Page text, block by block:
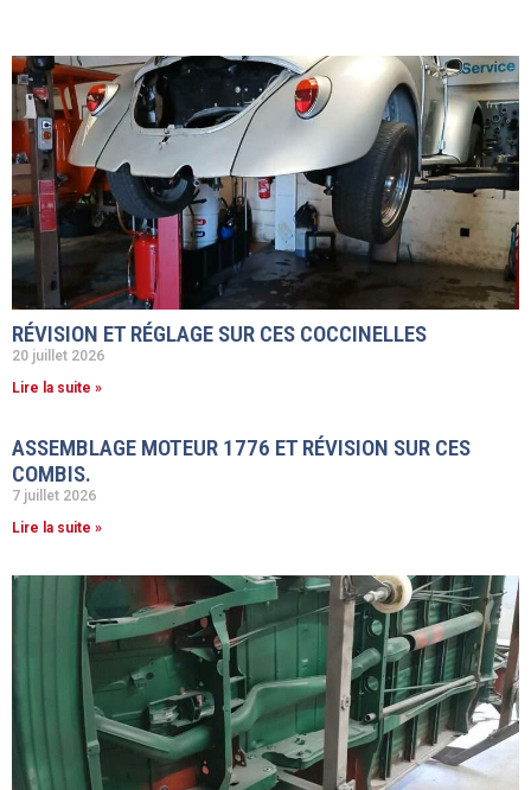
RÉVISION ET RÉGLAGE SUR CES COCCINELLES
20 juillet 2026
Lire la suite »
ASSEMBLAGE MOTEUR 1776 ET RÉVISION SUR CES
COMBIS.
7 juillet 2026
Lire la suite »